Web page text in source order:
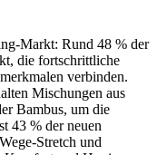
Markt: Rund 48 % der
die fortschrittliche
verbinden.
Mischungen aus
Bambus, um die
43 % der neuen
Stretch und